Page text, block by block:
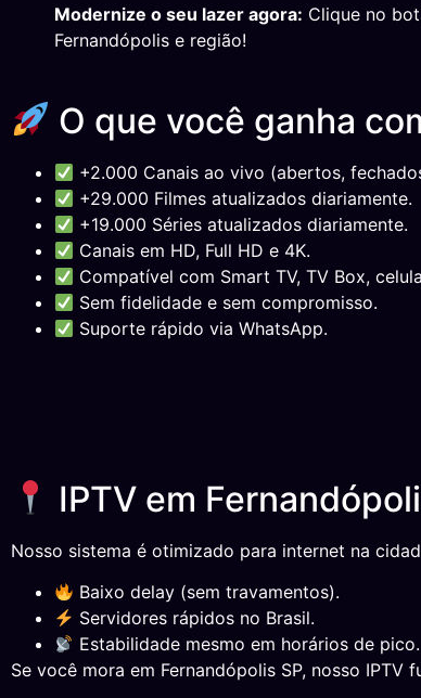
Modernize o seu lazer agora: Clique no
Fernandópolis e região!
O que você ganha
+2.000 Canais ao vivo (abertos,
+29.000 Filmes atualizados diariamente.
+19.000 Séries atualizados diariamente.
Canais em HD, Full HD e 4K.
Compatível com Smart TV, TV Box,
Sem fidelidade e sem compromisso.
Suporte rápido via WhatsApp.
IPTV em
Nosso sistema é otimizado para internet na
Baixo delay (sem travamentos).
Servidores rápidos no Brasil.
Estabilidade mesmo em horários de pico.
Se você mora em Fernandópolis SP, nosso IPTV